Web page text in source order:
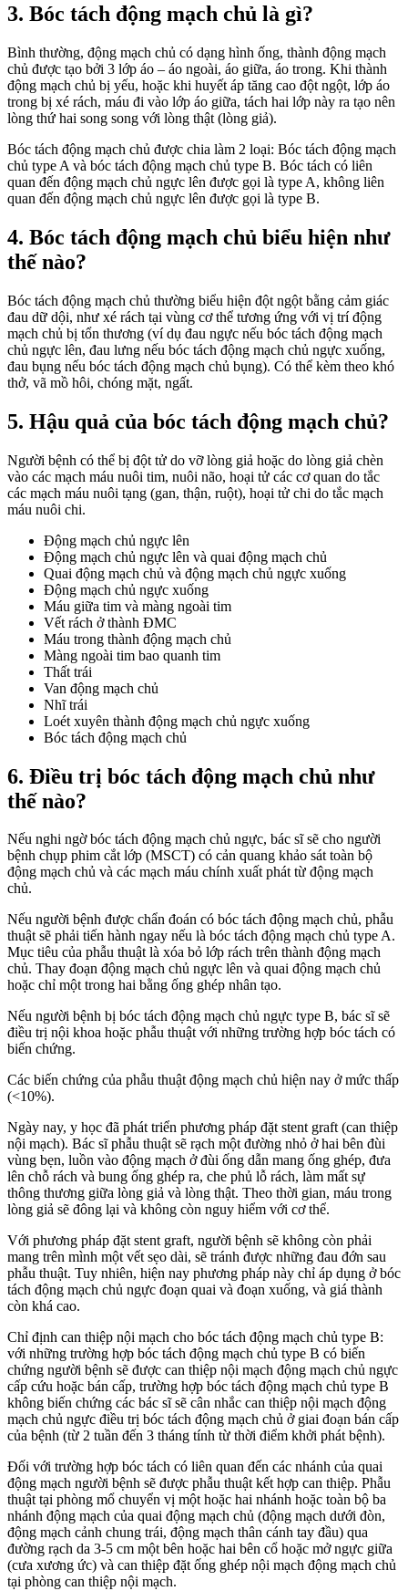
3. Bóc tách động mạch chủ là gì?
Bình thường, động mạch chủ có dạng hình ống, thành động mạch
chủ được tạo bởi 3 lớp áo – áo ngoài, áo giữa, áo trong. Khi thành
động mạch chủ bị yếu, hoặc khi huyết áp tăng cao đột ngột, lớp áo
trong bị xé rách, máu đi vào lớp áo giữa, tách hai lớp này ra tạo nên
lòng thứ hai song song với lòng thật (lòng giả).
Bóc tách động mạch chủ được chia làm 2 loại: Bóc tách động mạch
chủ type A và bóc tách động mạch chủ type B. Bóc tách có liên
quan đến động mạch chủ ngực lên được gọi là type A, không liên
quan đến động mạch chủ ngực lên được gọi là type B.
4. Bóc tách động mạch chủ biểu hiện như
thế nào?
Bóc tách động mạch chủ thường biểu hiện đột ngột bằng cảm giác
đau dữ dội, như xé rách tại vùng cơ thể tương ứng với vị trí động
mạch chủ bị tổn thương (ví dụ đau ngực nếu bóc tách động mạch
chủ ngực lên, đau lưng nếu bóc tách động mạch chủ ngực xuống,
đau bụng nếu bóc tách động mạch chủ bụng). Có thể kèm theo khó
thở, vã mồ hôi, chóng mặt, ngất.
5. Hậu quả của bóc tách động mạch chủ?
Người bệnh có thể bị đột tử do vỡ lòng giả hoặc do lòng giả chèn
vào các mạch máu nuôi tim, nuôi não, hoại tử các cơ quan do tắc
các mạch máu nuôi tạng (gan, thận, ruột), hoại tử chi do tắc mạch
máu nuôi chi.
Động mạch chủ ngực lên
Động mạch chủ ngực lên và quai động mạch chủ
Quai động mạch chủ và động mạch chủ ngực xuống
Động mạch chủ ngực xuống
Máu giữa tim và màng ngoài tim
Vết rách ở thành ĐMC
Máu trong thành động mạch chủ
Màng ngoài tim bao quanh tim
Thất trái
Van động mạch chủ
Nhĩ trái
Loét xuyên thành động mạch chủ ngực xuống
Bóc tách động mạch chủ
6. Điều trị bóc tách động mạch chủ như
thế nào?
Nếu nghi ngờ bóc tách động mạch chủ ngực, bác sĩ sẽ cho người
bệnh chụp phim cắt lớp (MSCT) có cản quang khảo sát toàn bộ
động mạch chủ và các mạch máu chính xuất phát từ động mạch
chủ.
Nếu người bệnh được chẩn đoán có bóc tách động mạch chủ, phẫu
thuật sẽ phải tiến hành ngay nếu là bóc tách động mạch chủ type A.
Mục tiêu của phẫu thuật là xóa bỏ lớp rách trên thành động mạch
chủ. Thay đoạn động mạch chủ ngực lên và quai động mạch chủ
hoặc chỉ một trong hai bằng ống ghép nhân tạo.
Nếu người bệnh bị bóc tách động mạch chủ ngực type B, bác sĩ sẽ
điều trị nội khoa hoặc phẫu thuật với những trường hợp bóc tách có
biến chứng.
Các biến chứng của phẫu thuật động mạch chủ hiện nay ở mức thấp
(<10%).
Ngày nay, y học đã phát triển phương pháp đặt stent graft (can thiệp
nội mạch). Bác sĩ phẫu thuật sẽ rạch một đường nhỏ ở hai bên đùi
vùng bẹn, luồn vào động mạch ở đùi ống dẫn mang ống ghép, đưa
lên chỗ rách và bung ống ghép ra, che phủ lỗ rách, làm mất sự
thông thương giữa lòng giả và lòng thật. Theo thời gian, máu trong
lòng giả sẽ đông lại và không còn nguy hiểm với cơ thể.
Với phương pháp đặt stent graft, người bệnh sẽ không còn phải
mang trên mình một vết sẹo dài, sẽ tránh được những đau đớn sau
phẫu thuật. Tuy nhiên, hiện nay phương pháp này chỉ áp dụng ở bóc
tách động mạch chủ ngực đoạn quai và đoạn xuống, và giá thành
còn khá cao.
Chỉ định can thiệp nội mạch cho bóc tách động mạch chủ type B:
với những trường hợp bóc tách động mạch chủ type B có biến
chứng người bệnh sẽ được can thiệp nội mạch động mạch chủ ngực
cấp cứu hoặc bán cấp, trường hợp bóc tách động mạch chủ type B
không biến chứng các bác sĩ sẽ cân nhắc can thiệp nội mạch động
mạch chủ ngực điều trị bóc tách động mạch chủ ở giai đoạn bán cấp
của bệnh (từ 2 tuần đến 3 tháng tính từ thời điểm khởi phát bệnh).
Đối với trường hợp bóc tách có liên quan đến các nhánh của quai
động mạch người bệnh sẽ được phẫu thuật kết hợp can thiệp. Phẫu
thuật tại phòng mổ chuyển vị một hoặc hai nhánh hoặc toàn bộ ba
nhánh động mạch của quai động mạch chủ (động mạch dưới đòn,
động mạch cảnh chung trái, động mạch thân cánh tay đầu) qua
đường rạch da 3-5 cm một bên hoặc hai bên cổ hoặc mở ngực giữa
(cưa xương ức) và can thiệp đặt ống ghép nội mạch động mạch chủ
tại phòng can thiệp nội mạch.